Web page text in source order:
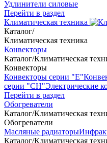
Удлинители силовые
Перейти в раздел
Климатическая техника
Каталог/
Климатическая техника
Конвекторы
Каталог/Климатическая
Конвекторы
Конвекторы серии "Е"
серии "СН"Электрические
Перейти в раздел
Обогреватели
Каталог/Климатическая
Обогреватели
Масляные радиаторы
Каталог/Климатическая